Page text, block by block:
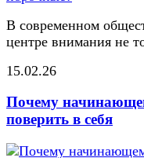
В современном
центре внимания не
15.02.26
Почему
поверить в себя